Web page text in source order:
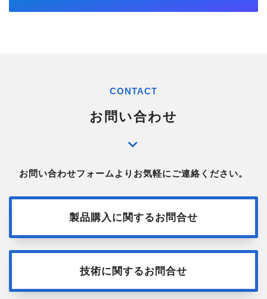
CONTACT
お問い合わせ
お問い合わせフォームよりお気軽にご連絡ください。
製品購入に関するお問合せ
技術に関するお問合せ